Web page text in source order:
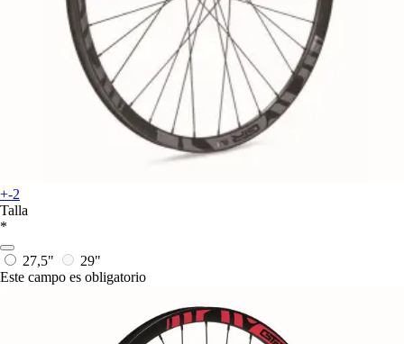
+-2
Talla
*
27,5"
29"
Este campo es obligatorio